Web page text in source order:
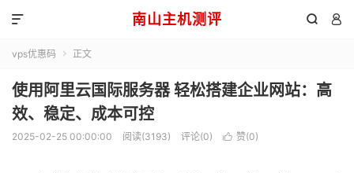
南山主机测评  

vps优惠码  正文
使用阿里云国际服务器 轻松搭建企业网站：高
效、稳定、成本可控
2025-02-25 00:00:00 阅读(3193) 评论(0)  赞(0)